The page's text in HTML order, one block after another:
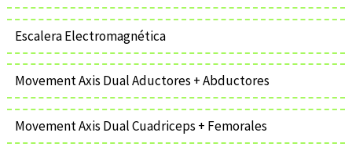
Escalera Electromagnética
Movement Axis Dual Aductores + Abductores
Movement Axis Dual Cuadriceps + Femorales